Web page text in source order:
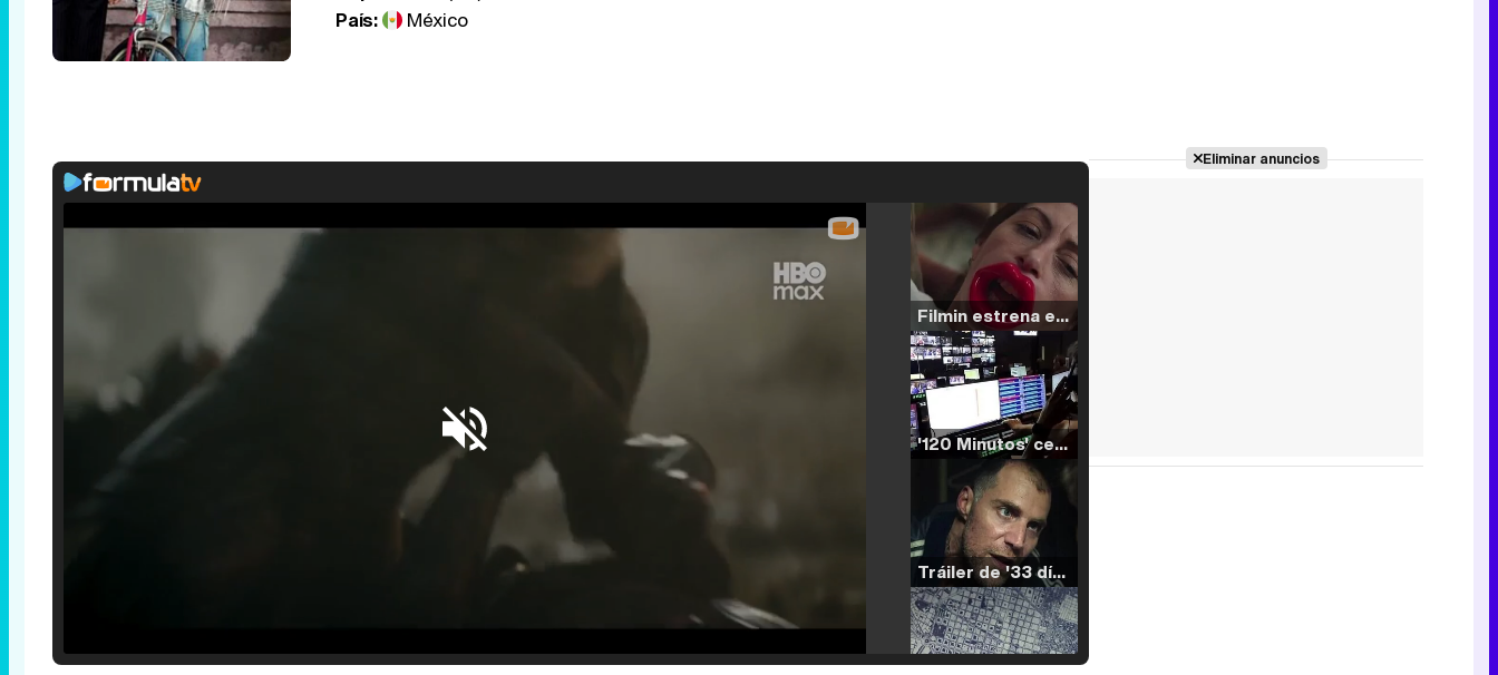
País:
México
Filmin estrena el tráiler de 'Millennial Mal', su nueva comedia universitaria de la mano de Lorena Iglesias
'120 Minutos' celebra sus 2.000 programas en Telemadrid con un vídeo del día a día en la redacción
Tráiler de '33 días', la nueva serie de Atresplayer con Julián Villagrán y José Manuel Poga
Eliminar anuncios